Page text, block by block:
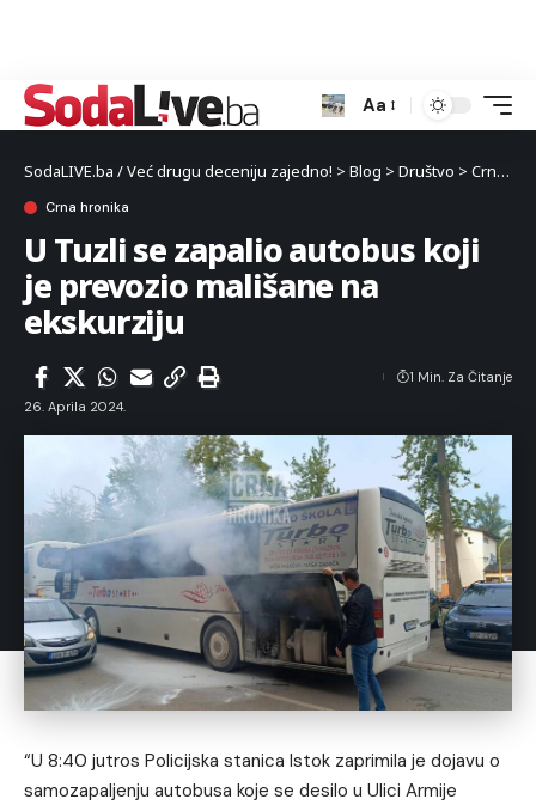
Aa
SodaLIVE.ba / Već drugu deceniju zajedno! > Blog > Društvo > Crna hronika
Crna hronika
U Tuzli se zapalio autobus koji
je prevozio mališane na
ekskurziju
26. Aprila 2024.
1 Min. Za Čitanje
“U 8:40 jutros Policijska stanica Istok zaprimila je dojavu o
samozapaljenju autobusa koje se desilo u Ulici Armije